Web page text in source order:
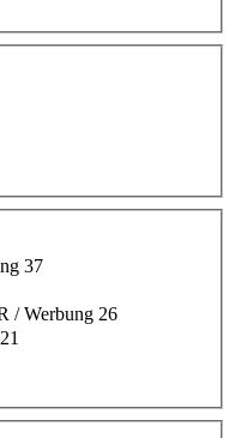
37
/ Werbung 26
21